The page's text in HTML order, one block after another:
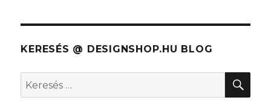
KERESÉS @ DESIGNSHOP.HU BLOG
Keresés
a